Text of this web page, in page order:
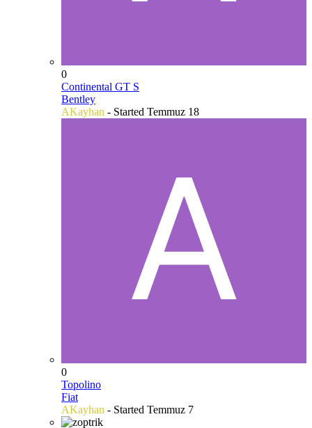
0
Continental GT S
Bentley
AKayhan - Started Temmuz 18
0
Topolino
Fiat
AKayhan - Started Temmuz 7